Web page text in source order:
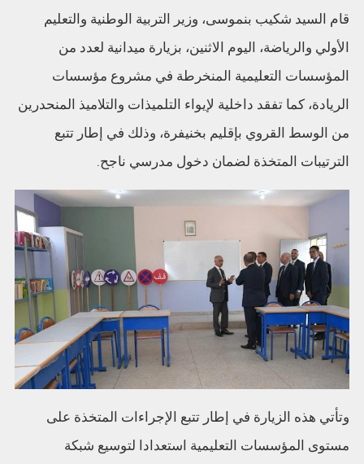
قام السيد شكيب بنموسى، وزير التربية الوطنية والتعليم
الأولي والرياضة، اليوم الاثنين، بزيارة ميدانية لعدد من
المؤسسات التعليمية المنخرطة في مشروع مؤسسات
الريادة، كما تفقد داخلية لإيواء التلميذات والتلاميذ المنحدرين
من الوسط القروي بإقليم بخنيفرة، وذلك في إطار تتبع
الترتيبات المتخذة لضمان دخول مدرسي ناجح.
وتأتي هذه الزيارة في إطار تتبع الإجراءات المتخذة على
مستوى المؤسسات التعليمية استعدادا لتوسيع شبكة